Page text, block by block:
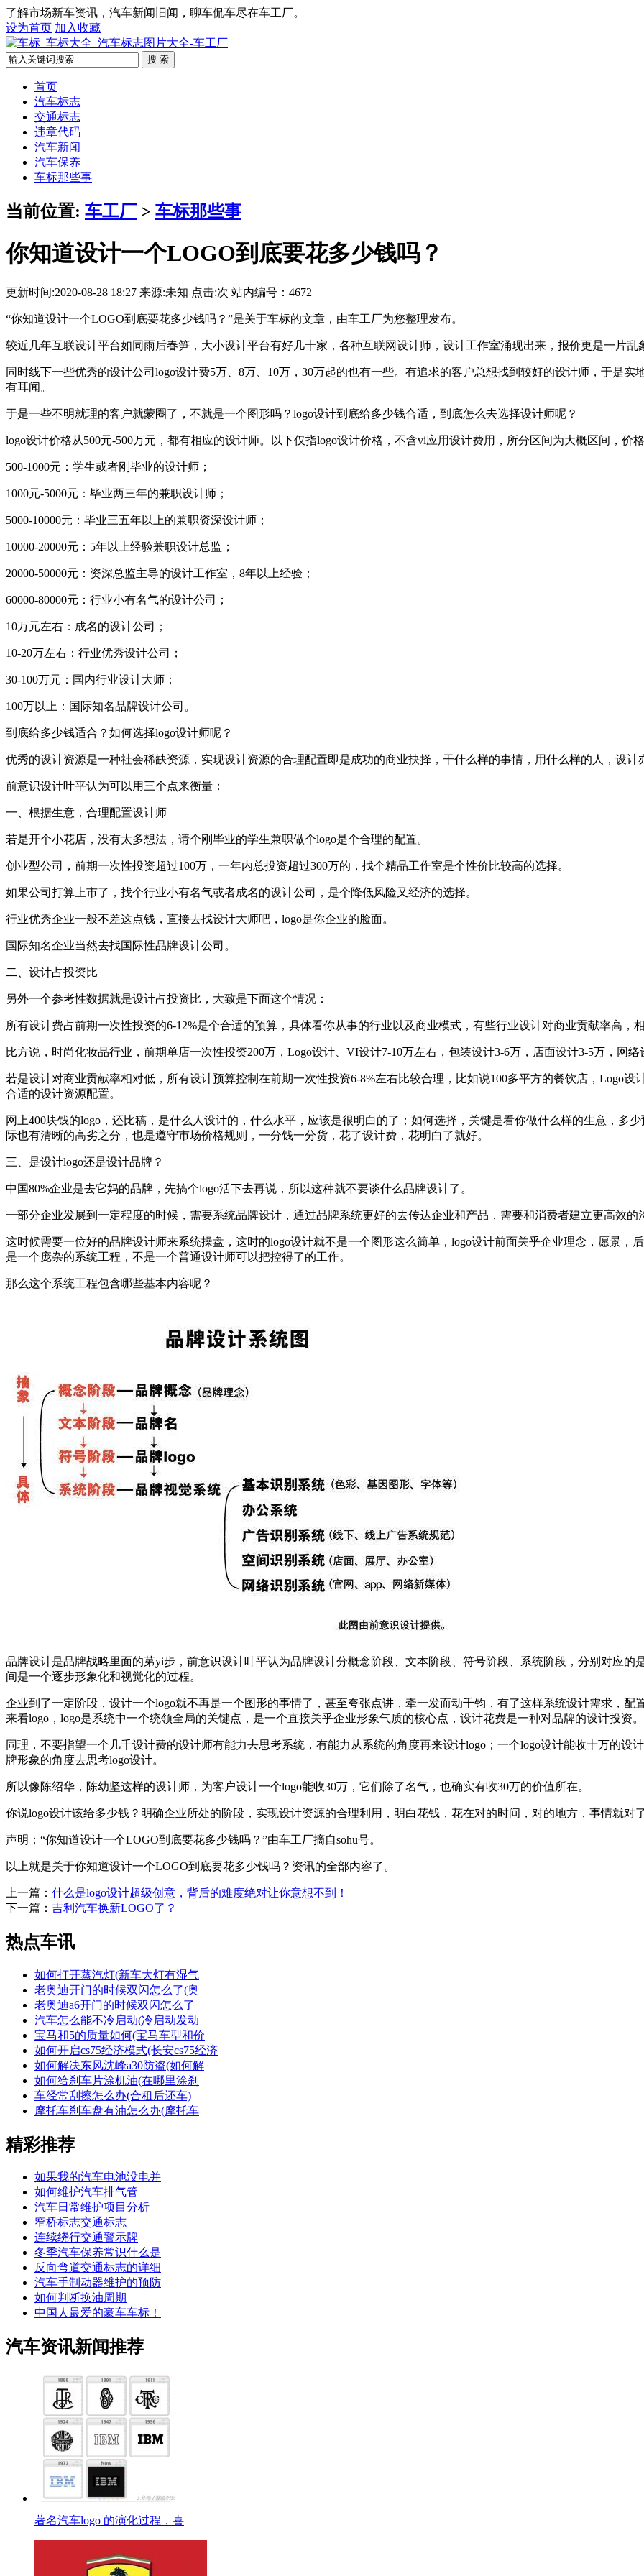
了解市场新车资讯，汽车新闻旧闻，聊车侃车尽在车工厂。
设为首页 加入收藏
搜 索
首页
汽车标志
交通标志
违章代码
汽车新闻
汽车保养
车标那些事
当前位置: 车工厂 > 车标那些事
你知道设计一个LOGO到底要花多少钱吗？
更新时间:2020-08-28 18:27 来源:未知 点击:次 站内编号：4672
“你知道设计一个LOGO到底要花多少钱吗？”是关于车标的文章，由车工厂为您整理发布。
较近几年互联设计平台如同雨后春笋，大小设计平台有好几十家，各种互联网设计师，设计工作室涌现出来，报价更是一片
同时线下一些优秀的设计公司logo设计费5万、8万、10万，30万起的也有一些。有追求的客户总想找到较好的设计师，于是
有耳闻。
于是一些不明就理的客户就蒙圈了，不就是一个图形吗？logo设计到底给多少钱合适，到底怎么去选择设计师呢？
logo设计价格从500元-500万元，都有相应的设计师。以下仅指logo设计价格，不含vi应用设计费用，所分区间为大概区间，价
500-1000元：学生或者刚毕业的设计师；
1000元-5000元：毕业两三年的兼职设计师；
5000-10000元：毕业三五年以上的兼职资深设计师；
10000-20000元：5年以上经验兼职设计总监；
20000-50000元：资深总监主导的设计工作室，8年以上经验；
60000-80000元：行业小有名气的设计公司；
10万元左右：成名的设计公司；
10-20万左右：行业优秀设计公司；
30-100万元：国内行业设计大师；
100万以上：国际知名品牌设计公司。
到底给多少钱适合？如何选择logo设计师呢？
优秀的设计资源是一种社会稀缺资源，实现设计资源的合理配置即是成功的商业抉择，干什么样的事情，用什么样的人，设计
前意识设计叶平认为可以用三个点来衡量：
一、根据生意，合理配置设计师
若是开个小花店，没有太多想法，请个刚毕业的学生兼职做个logo是个合理的配置。
创业型公司，前期一次性投资超过100万，一年内总投资超过300万的，找个精品工作室是个性价比较高的选择。
如果公司打算上市了，找个行业小有名气或者成名的设计公司，是个降低风险又经济的选择。
行业优秀企业一般不差这点钱，直接去找设计大师吧，logo是你企业的脸面。
国际知名企业当然去找国际性品牌设计公司。
二、设计占投资比
另外一个参考性数据就是设计占投资比，大致是下面这个情况：
所有设计费占前期一次性投资的6-12%是个合适的预算，具体看你从事的行业以及商业模式，有些行业设计对商业贡献率高，
比方说，时尚化妆品行业，前期单店一次性投资200万，Logo设计、VI设计7-10万左右，包装设计3-6万，店面设计3-5万，网
若是设计对商业贡献率相对低，所有设计预算控制在前期一次性投资6-8%左右比较合理，比如说100多平方的餐饮店，Logo
合适的设计资源配置。
网上400块钱的logo，还比稿，是什么人设计的，什么水平，应该是很明白的了；如何选择，关键是看你做什么样的生意，多
际也有清晰的高劣之分，也是遵守市场价格规则，一分钱一分货，花了设计费，花明白了就好。
三、是设计logo还是设计品牌？
中国80%企业是去它妈的品牌，先搞个logo活下去再说，所以这种就不要谈什么品牌设计了。
一部分企业发展到一定程度的时候，需要系统品牌设计，通过品牌系统更好的去传达企业和产品，需要和消费者建立更高效的
这时候需要一位好的品牌设计师来系统操盘，这时的logo设计就不是一个图形这么简单，logo设计前面关乎企业理念，愿景
是一个庞杂的系统工程，不是一个普通设计师可以把控得了的工作。
那么这个系统工程包含哪些基本内容呢？
品牌设计是品牌战略里面的苐yi步，前意识设计叶平认为品牌设计分概念阶段、文本阶段、符号阶段、系统阶段，分别对应的
间是一个逐步形象化和视觉化的过程。
企业到了一定阶段，设计一个logo就不再是一个图形的事情了，甚至夸张点讲，牵一发而动千钧，有了这样系统设计需求，
来看logo，logo是系统中一个统领全局的关键点，是一个直接关乎企业形象气质的核心点，设计花费是一种对品牌的设计投资。
同理，不要指望一个几千设计费的设计师有能力去思考系统，有能力从系统的角度再来设计logo；一个logo设计能收十万的设
牌形象的角度去思考logo设计。
所以像陈绍华，陈幼坚这样的设计师，为客户设计一个logo能收30万，它们除了名气，也确实有收30万的价值所在。
你说logo设计该给多少钱？明确企业所处的阶段，实现设计资源的合理利用，明白花钱，花在对的时间，对的地方，事情就对
声明：“你知道设计一个LOGO到底要花多少钱吗？”由车工厂摘自sohu号。
以上就是关于你知道设计一个LOGO到底要花多少钱吗？资讯的全部内容了。
上一篇： 什么是logo设计超级创意，背后的难度绝对让你意想不到！
下一篇： 吉利汽车换新LOGO了？
热点车讯
如何打开蒸汽灯(新车大灯有湿气
老奥迪开门的时候双闪怎么了(奥
老奥迪a6开门的时候双闪怎么了
汽车怎么能不冷启动(冷启动发动
宝马和5的质量如何(宝马车型和价
如何开启cs75经济模式(长安cs75经济
如何解决东风沈峰a30防盗(如何解
如何给刹车片涂机油(在哪里涂刹
车经常刮擦怎么办(合租后还车)
摩托车刹车盘有油怎么办(摩托车
精彩推荐
如果我的汽车电池没电并
如何维护汽车排气管
汽车日常维护项目分析
窄桥标志交通标志
连续绕行交通警示牌
冬季汽车保养常识什么是
反向弯道交通标志的详细
汽车手制动器维护的预防
如何判断换油周期
中国人最爱的豪车车标！
汽车资讯新闻推荐
著名汽车logo 的演化过程，喜